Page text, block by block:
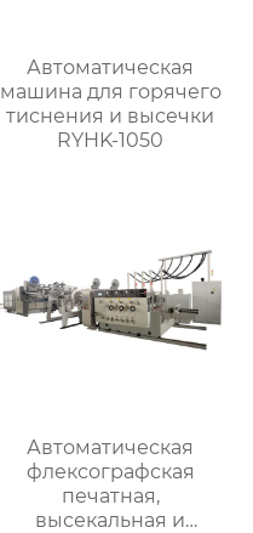
Автоматическая
машина для горячего
тиснения и высечки
RYHK-1050
Автоматическая
флексографская
печатная,
высекальная и